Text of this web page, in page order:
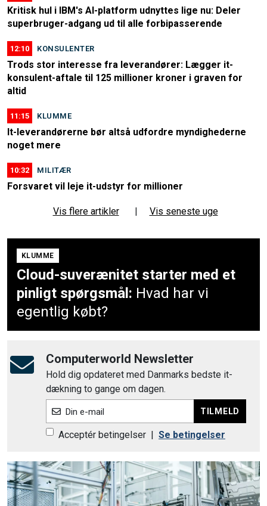
Kritisk hul i IBM's AI-platform udnyttes lige nu: Deler
superbruger-adgang ud til alle forbipasserende
12:10 KONSULENTER
Trods stor interesse fra leverandører: Lægger it-
konsulent-aftale til 125 millioner kroner i graven for
altid
11:15 KLUMME
It-leverandørerne bør altså udfordre myndighederne
noget mere
10:32 MILITÆR
Forsvaret vil leje it-udstyr for millioner
Vis flere artikler Vis seneste uge
KLUMME
Cloud-suverænitet starter med et
pinligt spørgsmål: Hvad har vi
egentlig købt?
Computerworld Newsletter
Hold dig opdateret med Danmarks bedste it-
dækning to gange om dagen.
Din e-mail TILMELD
Acceptér betingelser Se betingelser